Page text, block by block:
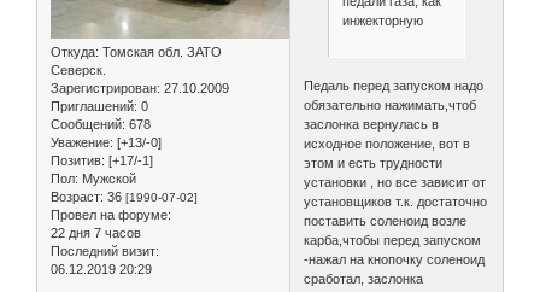
Откуда: Томская обл. ЗАТО
Северск.
Зарегистрирован: 27.10.2009
Приглашений: 0
Сообщений: 678
Уважение: [+13/-0]
Позитив: [+17/-1]
Пол: Мужской
Возраст: 36 [1990-07-02]
Провел на форуме:
22 дня 7 часов
Последний визит:
06.12.2019 20:29
инжекторную
Педаль перед запуском надо
обязательно нажимать,чтоб
заслонка вернулась в
исходное положение, вот в
этом и есть трудности
установки , но все зависит от
установщиков т.к. достаточно
поставить соленоид возле
карба,чтобы перед запуском
-нажал на кнопочку соленоид
сработал, заслонка